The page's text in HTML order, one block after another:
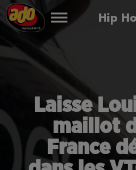
Hip
Laisse
maillot
France